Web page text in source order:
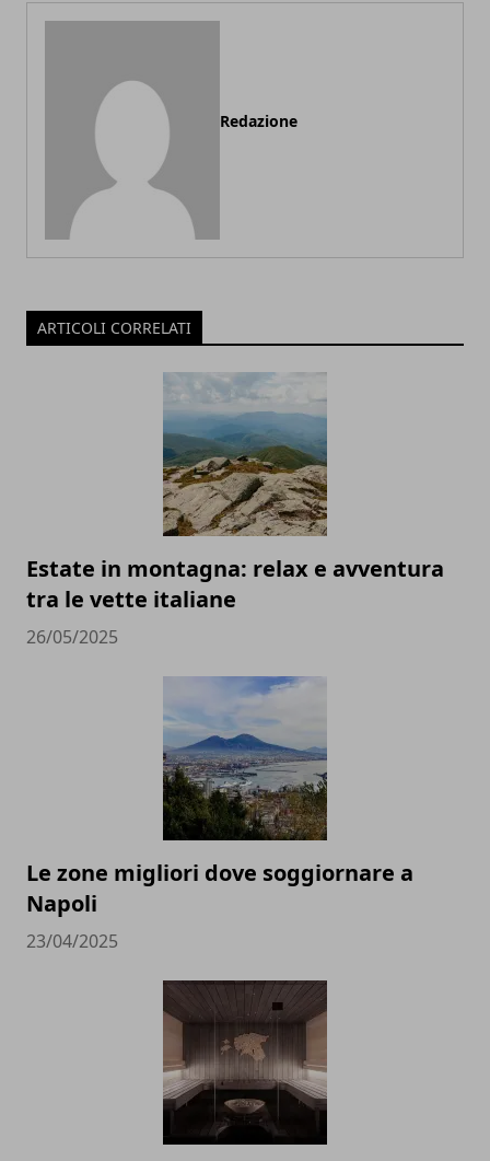
Redazione
ARTICOLI CORRELATI
Estate in montagna: relax e avventura
tra le vette italiane
26/05/2025
Le zone migliori dove soggiornare a
Napoli
23/04/2025